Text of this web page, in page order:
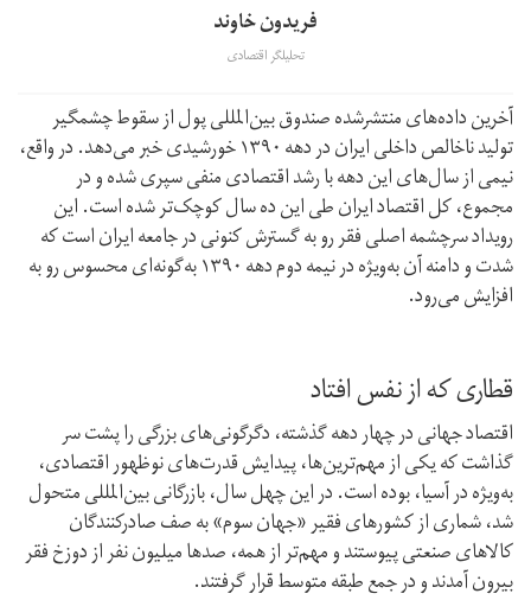
فریدون خاوند
تحلیلگر اقتصادی
آخرین داده‌های منتشر‌شده صندوق بین‌المللی پول از سقوط چشمگیر
تولید ناخالص داخلی ایران در دهه ۱۳۹۰ خورشیدی خبر می‌دهد. در واقع،
نیمی از سال‌های این دهه با رشد اقتصادی منفی سپری شده و در
مجموع، کل اقتصاد ایران طی این ده سال کوچک‌تر شده است. این
رویداد سرچشمه اصلی فقر رو به گسترش کنونی در جامعه ایران است که
شدت و دامنه آن به‌ویژه در نیمه دوم دهه ۱۳۹۰ به‌گونه‌ای محسوس رو به
افزایش می‌رود.
قطاری که از نفس افتاد
اقتصاد جهانی در چهار دهه گذشته، دگرگونی‌های بزرگی را پشت سر
گذاشت که یکی از مهم‌ترین‌ها، پیدایش قدرت‌های نوظهور اقتصادی،
به‌ویژه در آسیا، بوده است. در این چهل سال، بازرگانی بین‌المللی متحول
شد، شماری از کشور‌های فقیر «جهان سوم» به صف صادر‌کنندگان
کالا‌های صنعتی پیوستند و مهم‌تر از همه، صد‌ها میلیون نفر از دوزخ فقر
بیرون آمدند و در جمع طبقه متوسط قرار گرفتند.